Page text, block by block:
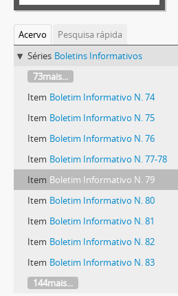
Acervo
Pesquisa rápida
Séries Boletins Informativos
73mais...
Item Boletim Informativo N. 74
Item Boletim Informativo N. 75
Item Boletim Informativo N. 76
Item Boletim Informativo N. 77-78
Item Boletim Informativo N. 79
Item Boletim Informativo N. 80
Item Boletim Informativo N. 81
Item Boletim Informativo N. 82
Item Boletim Informativo N. 83
144mais...